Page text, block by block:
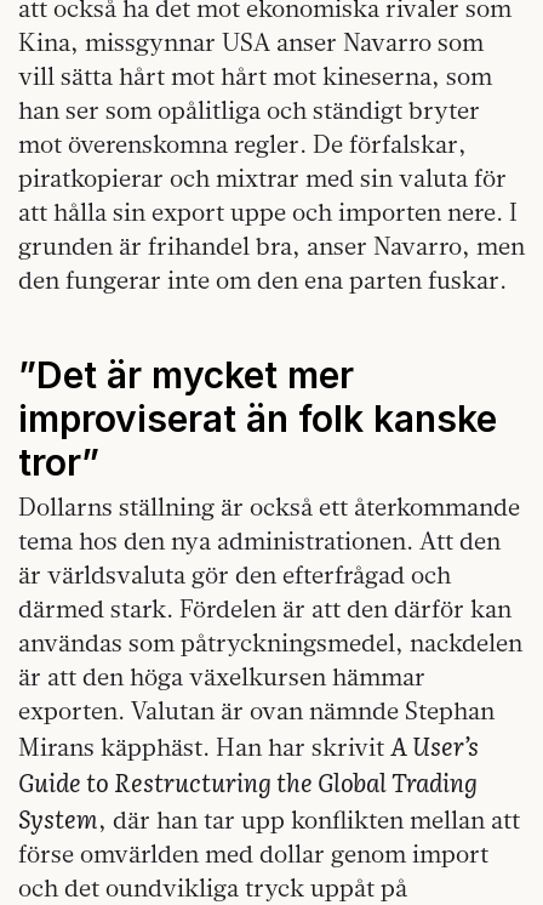
att också ha det mot ekonomiska rivaler som
Kina, missgynnar USA anser Navarro som
vill sätta hårt mot hårt mot kineserna, som
han ser som opålitliga och ständigt bryter
mot överenskomna regler. De förfalskar,
piratkopierar och mixtrar med sin valuta för
att hålla sin export uppe och importen nere. I
grunden är frihandel bra, anser Navarro, men
den fungerar inte om den ena parten fuskar.
”Det är mycket mer
improviserat än folk kanske
tror”
Dollarns ställning är också ett återkommande
tema hos den nya administrationen. Att den
är världsvaluta gör den efterfrågad och
därmed stark. Fördelen är att den därför kan
användas som påtryckningsmedel, nackdelen
är att den höga växelkursen hämmar
exporten. Valutan är ovan nämnde Stephan
Mirans käpphäst. Han har skrivit A User’s
Guide to Restructuring the Global Trading
System, där han tar upp konflikten mellan att
förse omvärlden med dollar genom import
och det oundvikliga tryck uppåt på